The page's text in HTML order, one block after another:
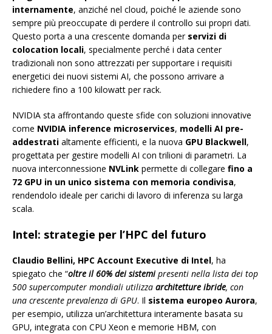
internamente, anziché nel cloud, poiché le aziende sono
sempre più preoccupate di perdere il controllo sui propri dati.
Questo porta a una crescente domanda per servizi di
colocation locali, specialmente perché i data center
tradizionali non sono attrezzati per supportare i requisiti
energetici dei nuovi sistemi AI, che possono arrivare a
richiedere fino a 100 kilowatt per rack.
NVIDIA sta affrontando queste sfide con soluzioni innovative
come NVIDIA inference microservices, modelli AI pre-
addestrati altamente efficienti, e la nuova GPU Blackwell,
progettata per gestire modelli AI con trilioni di parametri. La
nuova interconnessione NVLink permette di collegare fino a
72 GPU in un unico sistema con memoria condivisa,
rendendolo ideale per carichi di lavoro di inferenza su larga
scala.
Intel: strategie per l’HPC del futuro
Claudio Bellini, HPC Account Executive di Intel, ha
spiegato che “oltre il 60% dei sistemipresenti nella lista dei top
500 supercomputer mondiali utilizza architetture ibride, con
una crescente prevalenza di GPU. Il sistema europeo Aurora,
per esempio, utilizza un’architettura interamente basata su
GPU, integrata con CPU Xeon e memorie HBM, con